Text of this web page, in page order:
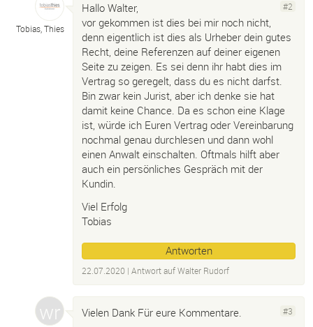
Tobias, Thies
#2
Hallo Walter,
vor gekommen ist dies bei mir noch nicht,
denn eigentlich ist dies als Urheber dein gutes
Recht, deine Referenzen auf deiner eigenen
Seite zu zeigen. Es sei denn ihr habt dies im
Vertrag so geregelt, dass du es nicht darfst.
Bin zwar kein Jurist, aber ich denke sie hat
damit keine Chance. Da es schon eine Klage
ist, würde ich Euren Vertrag oder Vereinbarung
nochmal genau durchlesen und dann wohl
einen Anwalt einschalten. Oftmals hilft aber
auch ein persönliches Gespräch mit der
Kundin.
Viel Erfolg
Tobias
Antworten
22.07.2020 | Antwort aufWalter Rudorf
#3
Vielen Dank Für eure Kommentare.